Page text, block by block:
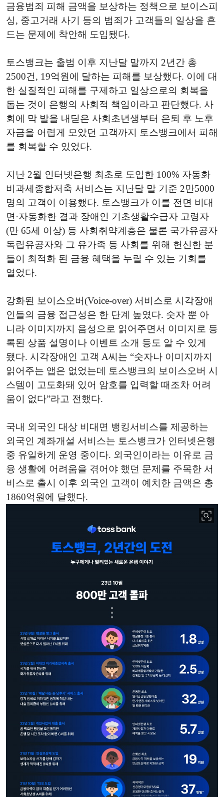
금융범죄 피해 금액을 보상하는 정책으로 보이스피
싱, 중고거래 사기 등의 범죄가 고객들의 일상을 흔
드는 문제에 착안해 도입됐다.
토스뱅크는 출범 이후 지난달 말까지 2년간 총
2500건, 19억원에 달하는 피해를 보상했다. 이에 대
한 실질적인 피해를 구제하고 일상으로의 회복을
돕는 것이 은행의 사회적 책임이라고 판단했다. 사
회에 막 발을 내딛은 사회초년생부터 은퇴 후 노후
자금을 어렵게 모았던 고객까지 토스뱅크에서 피해
를 회복할 수 있었다.
지난 2월 인터넷은행 최초로 도입한 100% 자동화
비과세종합저축 서비스는 지난달 말 기준 2만5000
명의 고객이 이용했다. 토스뱅크가 이를 전면 비대
면·자동화한 결과 장애인 기초생활수급자 고령자
(만 65세 이상) 등 사회취약계층은 물론 국가유공자
독립유공자와 그 유가족 등 사회를 위해 헌신한 분
들이 최적화 된 금융 혜택을 누릴 수 있는 기회를
열었다.
강화된 보이스오버(Voice-over) 서비스로 시각장애
인들의 금융 접근성은 한 단계 높였다. 숫자 뿐 아
니라 이미지까지 음성으로 읽어주면서 이미지로 등
록된 상품 설명이나 이벤트 소개 등도 알 수 있게
됐다. 시각장애인 고객 A씨는 “숫자나 이미지까지
읽어주는 앱은 없었는데 토스뱅크의 보이스오버 시
스템이 고도화돼 있어 암호를 입력할 때조차 어려
움이 없다”라고 전했다.
국내 외국인 대상 비대면 뱅킹서비스를 제공하는
외국인 계좌개설 서비스는 토스뱅크가 인터넷은행
중 유일하게 운영 중이다. 외국인이라는 이유로 금
융 생활에 어려움을 겪어야 했던 문제를 주목한 서
비스로 출시 이후 외국인 고객이 예치한 금액은 총
1860억원에 달했다.